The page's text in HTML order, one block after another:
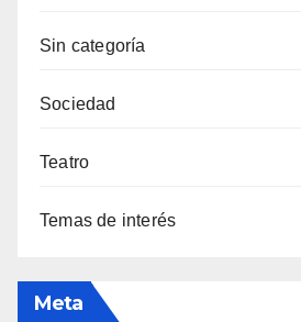
Sin categoría
Sociedad
Teatro
Temas de interés
Meta